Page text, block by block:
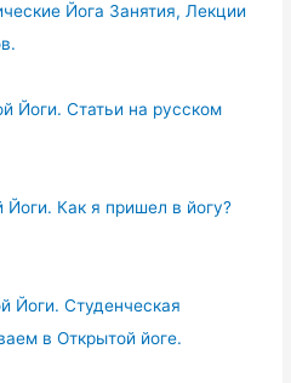
Йога Занятия, Лекции
Йоги. Статьи на русском
Как я пришел в йогу?
Йоги. Студенческая
в Открытой йоге.